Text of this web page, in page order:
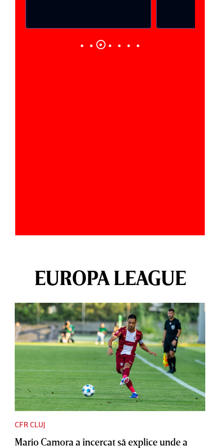
EUROPA LEAGUE
CFR CLUJ
Mario Camora a încercat să explice unde a